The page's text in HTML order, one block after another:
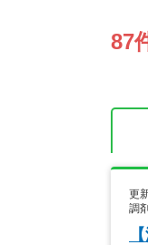
87
更
調